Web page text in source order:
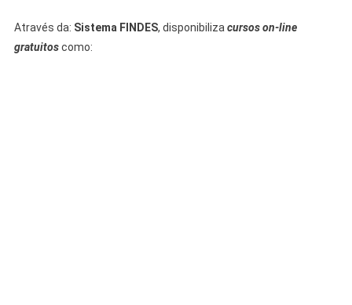
Através da: Sistema FINDES, disponibiliza cursos on-line
gratuitoscomo: